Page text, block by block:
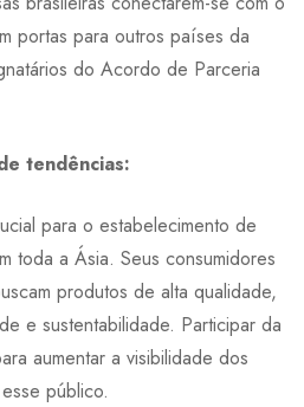
portas para outros países da
do Acordo de Parceria
tendências:
para o estabelecimento de
toda a Ásia. Seus consumidores
produtos de alta qualidade,
e sustentabilidade. Participar da
aumentar a visibilidade dos
público.